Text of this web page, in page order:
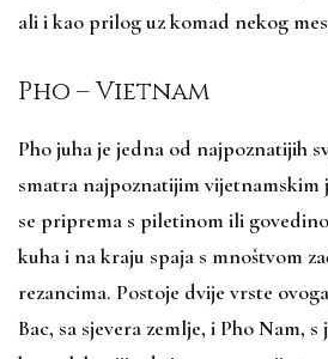
ali i kao prilog uz komad nekog
Pho – Vietnam
Pho juha je jedna od najpoznatijih
smatra najpoznatijim
se priprema s piletinom ili
kuha i na kraju spaja s mnoštvom
rezancima. Postoje dvije vrste
Bac, sa sjevera zemlje, i Pho Nam,